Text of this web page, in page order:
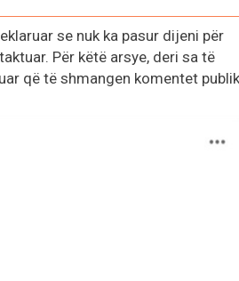
se nuk ka pasur dijeni për
Për këtë arsye, deri sa të
që të shmangen komentet